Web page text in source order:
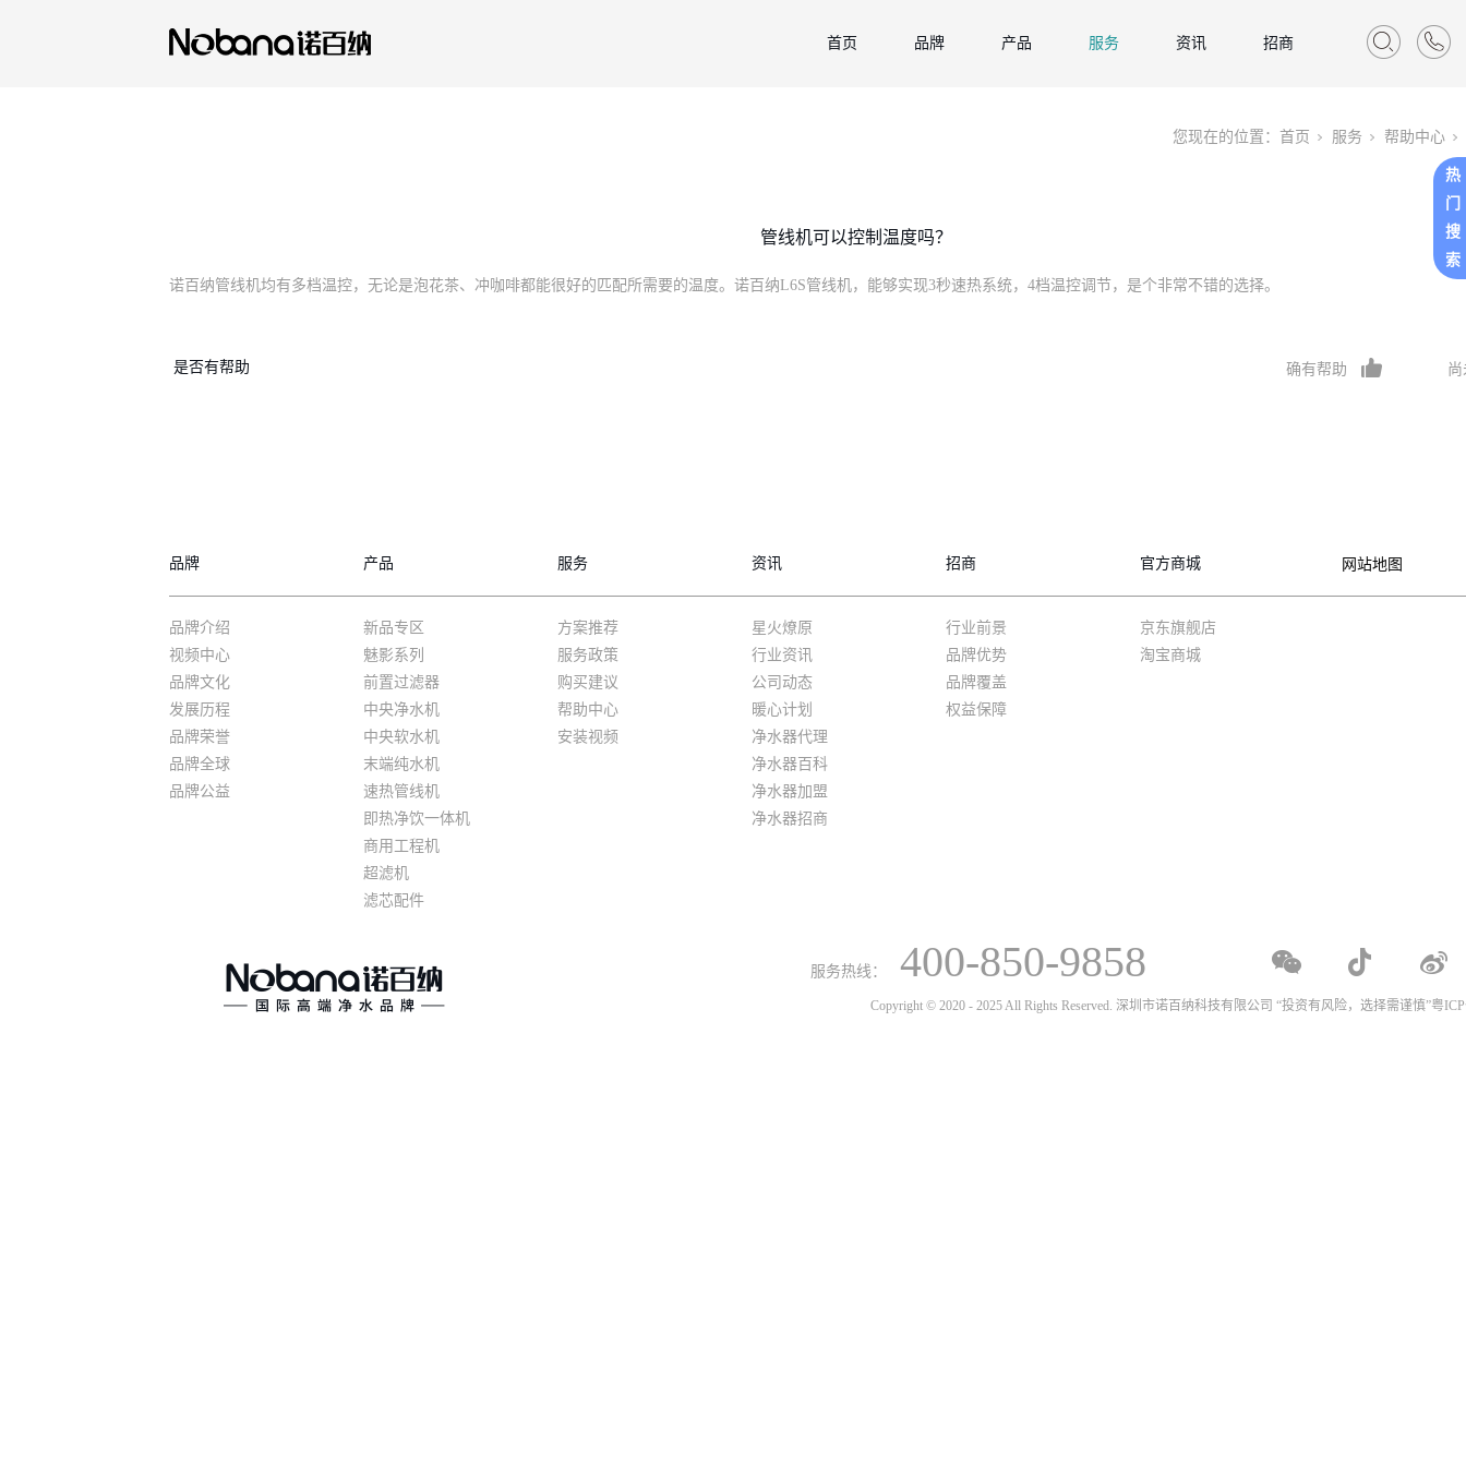
首页 品牌 产品 服务 资讯 招商
您现在的位置： 首页 服务 帮助中心
管线机可以控制温度吗？
诺百纳管线机均有多档温控，无论是泡花茶、冲咖啡都能很好的匹配所需要的温度。诺百纳L6S管线机，能够实现3秒速热系统，4档温控调节，是个非常不错的选择。
是否有帮助
品牌 产品 服务 资讯 招商 官方商城 网站地图
品牌介绍
视频中心
品牌文化
发展历程
品牌荣誉
品牌全球
品牌公益
新品专区
魅影系列
前置过滤器
中央净水机
中央软水机
末端纯水机
速热管线机
即热净饮一体机
商用工程机
超滤机
滤芯配件
方案推荐
服务政策
购买建议
帮助中心
安装视频
星火燎原
行业资讯
公司动态
暖心计划
净水器代理
净水器百科
净水器加盟
净水器招商
行业前景
品牌优势
品牌覆盖
权益保障
京东旗舰店
淘宝商城
服务热线： 400-850-9858
粤
Copyright © 2020 - 2025 All Rights Reserved. 深圳市诺百纳科技有限公司 “投资有风险，选择需谨慎”
热
门
搜
索